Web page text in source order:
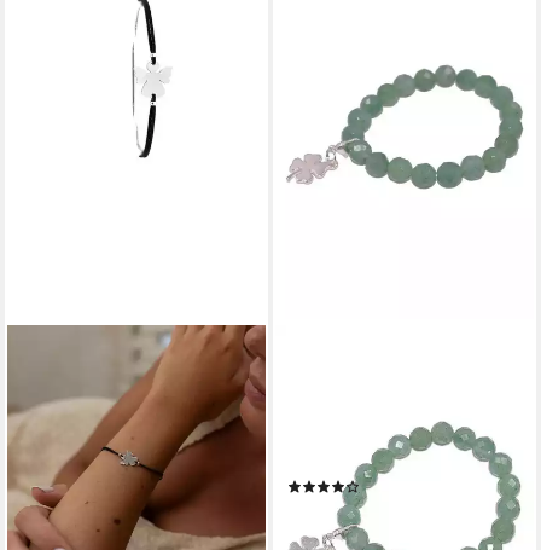
Made in Germany - mit
Rosenquarz oder Aventurin
(7)
17,80 € UVP
-11%